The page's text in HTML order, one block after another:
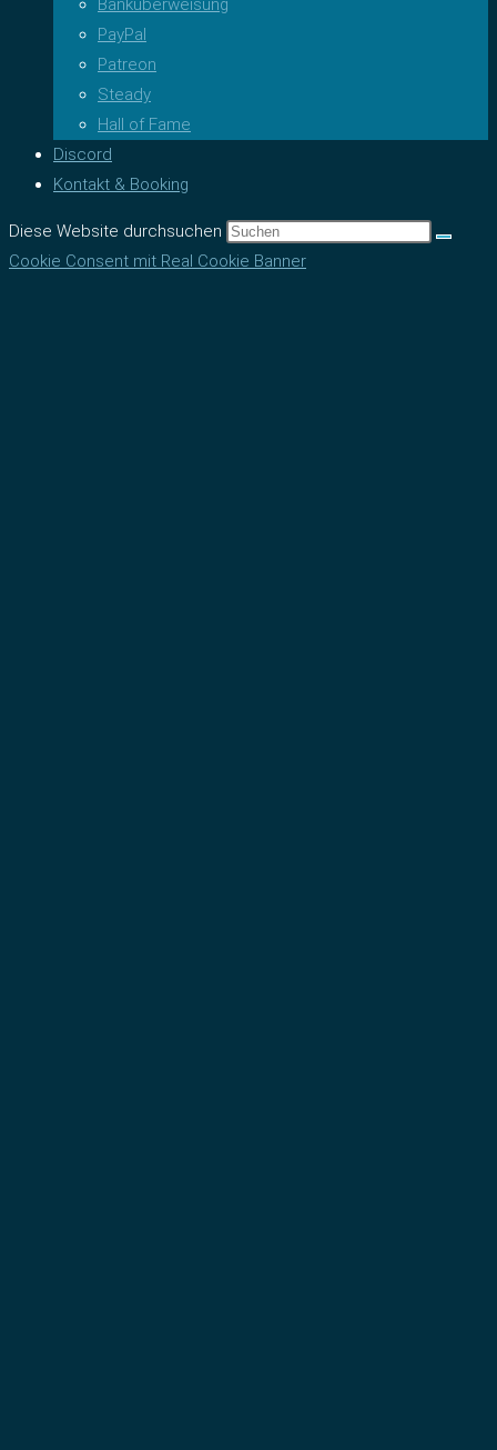
Banküberweisung
PayPal
Patreon
Steady
Hall of Fame
Discord
Kontakt & Booking
Diese Website durchsuchen
Cookie Consent mit Real Cookie Banner